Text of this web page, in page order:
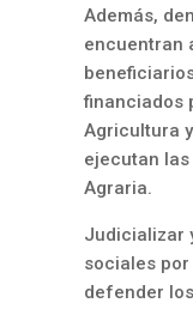
Además,
encuentran
financiados
Agricultura
ejecutan
Agraria.
Judicializar
sociales
defender